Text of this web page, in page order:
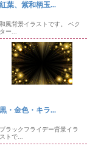
紅葉、紫和柄玉...
和風背景イラストです。 ベク
ター...
黒・金色・キラ...
ブラックフライデー背景イラ
ストで...